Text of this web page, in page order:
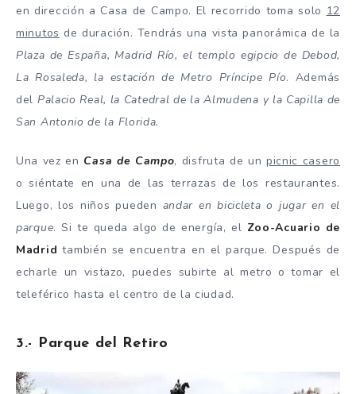
en dirección a Casa de Campo. El recorrido toma solo 12
minutos de duración. Tendrás una vista panorámica de la
Plaza de España, Madrid Río, el templo egipcio de Debod,
La Rosaleda, la estación de Metro Príncipe Pío. Además
del Palacio Real, la Catedral de la Almudena y la Capilla de
San Antonio de la Florida.
Una vez en Casa de Campo, disfruta de un picnic casero
o siéntate en una de las terrazas de los restaurantes.
Luego, los niños pueden andar en bicicleta o jugar en el
parque. Si te queda algo de energía, el Zoo-Acuario de
Madrid también se encuentra en el parque. Después de
echarle un vistazo, puedes subirte al metro o tomar el
teleférico hasta el centro de la ciudad.
3.- Parque del Retiro